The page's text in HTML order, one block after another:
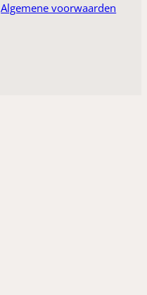
Algemene voorwaarden